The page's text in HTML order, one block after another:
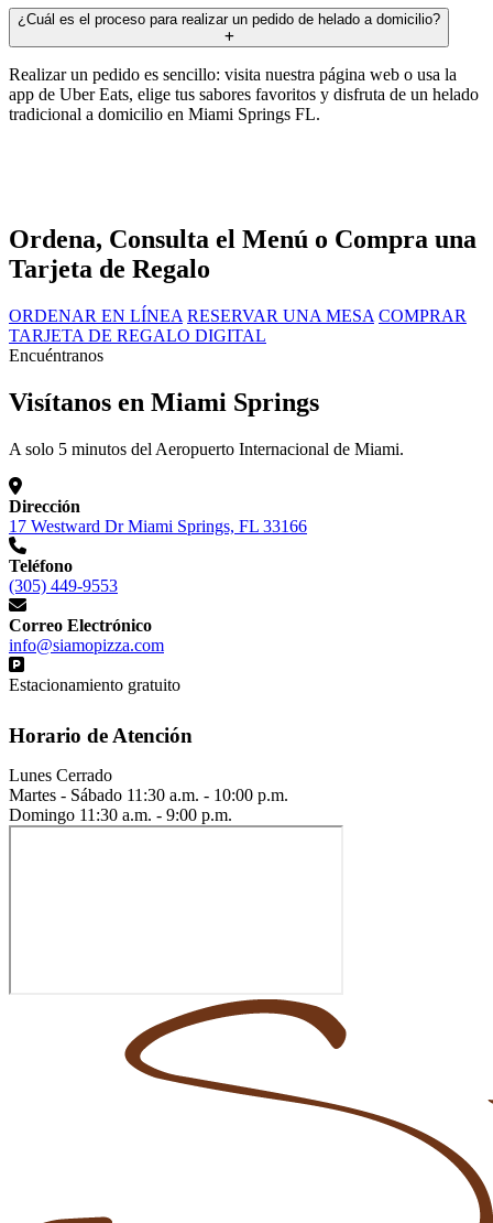
¿Cuál es el proceso para realizar un pedido de helado a domicilio?
Realizar un pedido es sencillo: visita nuestra página web o usa la
app de Uber Eats, elige tus sabores favoritos y disfruta de un helado
tradicional a domicilio en Miami Springs FL.
Ordena, Consulta el Menú o Compra una
Tarjeta de Regalo
ORDENAR EN LÍNEA RESERVAR UNA MESA COMPRAR
TARJETA DE REGALO DIGITAL
Encuéntranos
Visítanos en Miami Springs
A solo 5 minutos del Aeropuerto Internacional de Miami.
Dirección
17 Westward Dr Miami Springs, FL 33166
Teléfono
(305) 449-9553
Correo Electrónico
info@siamopizza.com
Estacionamiento gratuito
Horario de Atención
Lunes Cerrado
Martes - Sábado 11:30 a.m. - 10:00 p.m.
Domingo 11:30 a.m. - 9:00 p.m.